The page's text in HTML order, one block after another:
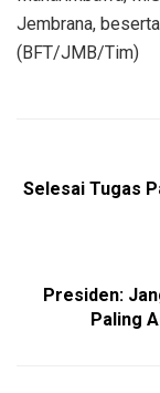
Jembrana,
(BFT/JMB/Tim)
Selesai Tugas
Presiden:
Paling